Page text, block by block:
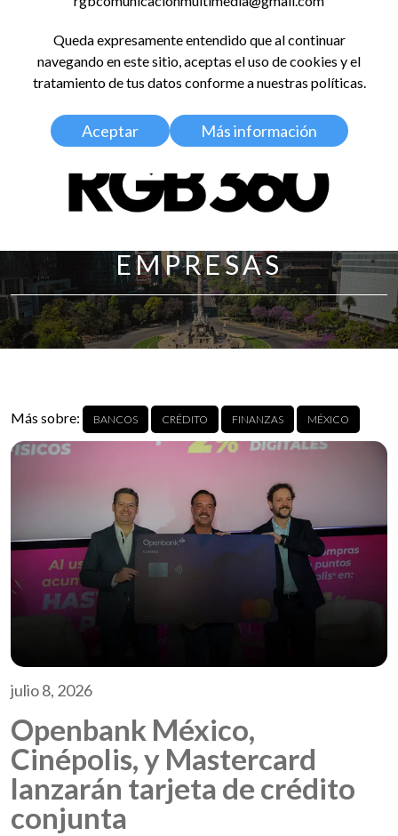
LinkedIn
RED GLOBAL
BALDOSA 360
EMPRESAS
Más sobre: BANCOS CRÉDITO FINANZAS MÉXICO
julio 8, 2026
Openbank México,
Cinépolis, y Mastercard
lanzarán tarjeta de crédito
conjunta
Queda expresamente entendido que al continuar
navegando en este sitio, aceptas el uso de cookies y el
tratamiento de tus datos conforme a nuestras políticas.
Aceptar Más información